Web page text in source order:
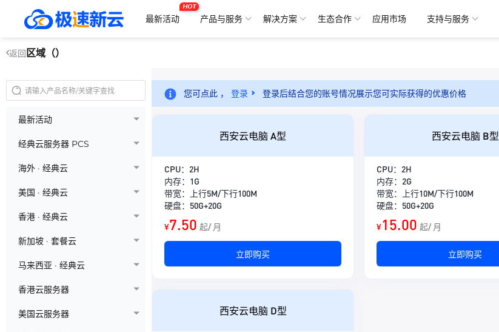
最新活动
HOT
产品与服务 解决方案 生态合作 应用市场
支持与服务
返回 区域（）
最新活动
经典云服务器 PCS
海外 · 经典云
美国 · 经典云
香港 · 经典云
新加坡 · 套餐云
马来西亚 · 经典云
香港云服务器
美国云服务器
您可点此 ， 登录 登录后结合您的账号情况展示您可实际获得的优惠价格
西安云电脑 A型
CPU：2H
内存：1G
带宽：上行5M/下行100M
硬盘：50G+20G
¥7.50 起/ 月
立即购买
西安云电脑 B型
CPU：2H
内存：2G
带宽：上行10M/下行100M
硬盘：50G+20G
¥15.00 起/ 月
立即购买
西安云电脑 D型